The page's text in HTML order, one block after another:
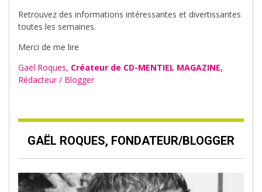
Retrouvez des informations intéressantes et divertissantes
toutes les semaines.
Merci de me lire
Gaël Roques, Créateur de CD-MENTIEL MAGAZINE,
Rédacteur / Blogger
GAËL ROQUES, FONDATEUR/BLOGGER